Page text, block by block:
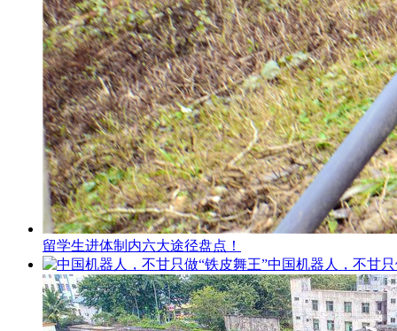
留学生进体制内六大途径盘点！
中国机器人，不甘